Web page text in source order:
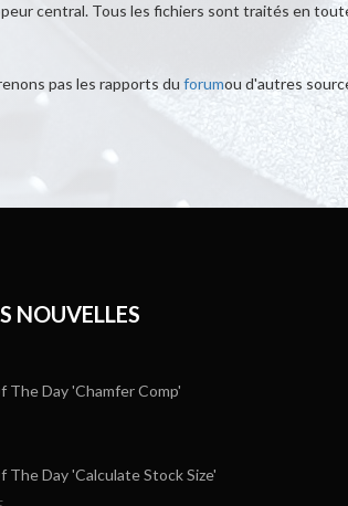
central. Tous les fichiers sont traités en
pas les rapports du forumou d'autres
NOUVELLES
The Day 'Chamfer Comp'
The Day 'Calculate Stock Size'